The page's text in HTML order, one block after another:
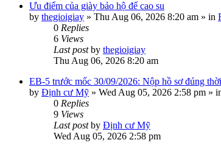
Ưu điểm của giày bảo hộ đế cao su
by thegioigiay » Thu Aug 06, 2026 8:20 am » in
0 Replies
6 Views
Last postby thegioigiay
Thu Aug 06, 2026 8:20 am
EB-5 trước mốc 30/09/2026: Nộp hồ sơ đúng
by Định cư Mỹ » Wed Aug 05, 2026 2:58 pm »
0 Replies
9 Views
Last postby Định cư Mỹ
Wed Aug 05, 2026 2:58 pm